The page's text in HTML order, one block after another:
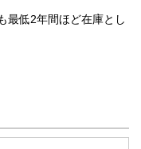
最低2年間ほど在庫とし